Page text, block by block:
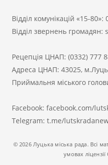
Відділ комунікацій «15-80»:
Відділ звернень громадян:
Рецепція ЦНАП: (0332) 777
Адреса ЦНАП: 43025,
Приймальня міського
Facebook: facebook.com/
Telegram: t.me/
© 2026 Луцька міська рада. Всі
умовах